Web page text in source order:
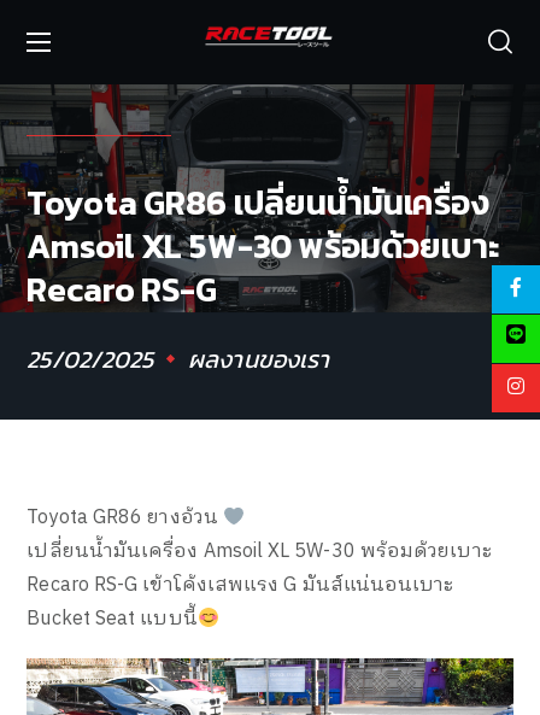
Toyota GR86 เปลี่ยนน้ำมันเครื่อง
Amsoil XL 5W-30 พร้อมด้วยเบาะ
Recaro RS-G
25/02/2025 ผลงานของเรา
Toyota GR86 ยางอ้วน
เปลี่ยนน้ำมันเครื่อง Amsoil XL 5W-30 พร้อมด้วยเบาะ
Recaro RS-G เข้าโค้งเสพแรง G มันส์แน่นอนเบาะ
Bucket Seat แบบนี้